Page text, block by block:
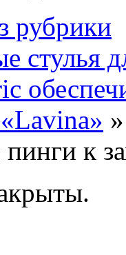
рубрики
стулья
»
к